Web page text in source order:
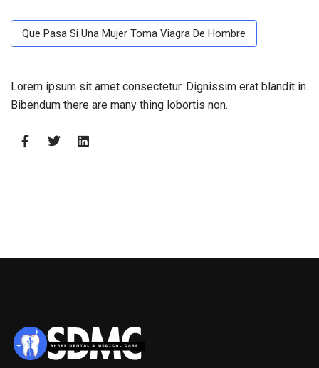
Que Pasa Si Una Mujer Toma Viagra De Hombre
Lorem ipsum sit amet consectetur. Dignissim erat blandit in.
Bibendum there are many thing lobortis non.